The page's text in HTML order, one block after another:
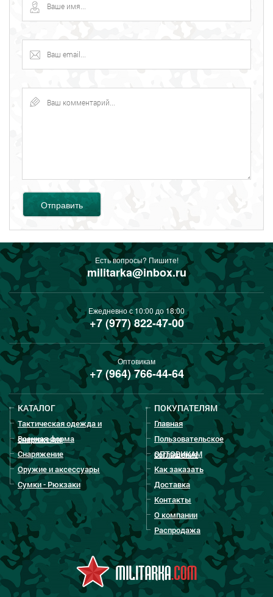
Отправить
Есть вопросы? Пишите!
militarka@inbox.ru
Ежедневно с 10:00 до 18:00
+7 (977) 822-47-00
Оптовикам
+7 (964) 766-44-64
КАТАЛОГ
Тактическая одежда и
снаряжение
Военная форма
Снаряжение
Оружие и аксессуары
Сумки - Рюкзаки
ПОКУПАТЕЛЯМ
Главная
Пользовательское
соглашение
ОПТОВИКАМ
Как заказать
Доставка
Контакты
О компании
Распродажа